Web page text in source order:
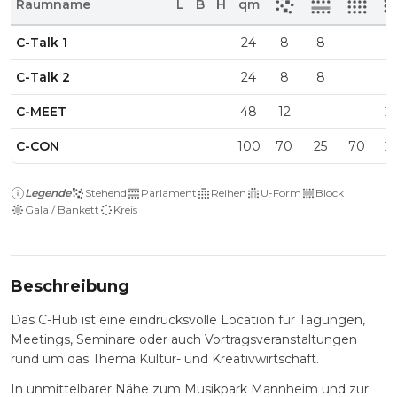
Raumname L B H qm
C-Talk 1 24 8 8
C-Talk 2 24 8 8
C-MEET 48 12
C-CON 100 70 25 70
Legende Stehend Parlament Reihen U-Form
Block
Gala / Bankett
Kreis
Beschreibung
Das C-Hub ist eine eindrucksvolle Location für Tagungen,
Meetings, Seminare oder auch Vortragsveranstaltungen
rund um das Thema Kultur- und Kreativwirtschaft.
In unmittelbarer Nähe zum Musikpark Mannheim und zur